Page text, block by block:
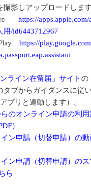
撮影しアップロードします
https://
用/id6443712967
https://
ンライン在留届」サイトの
タブからガイダンスに従
プリと連動します）。
らのオンライン申請の利
）
ン申請（切替申請）の
ン申請（切替申請）の
ら